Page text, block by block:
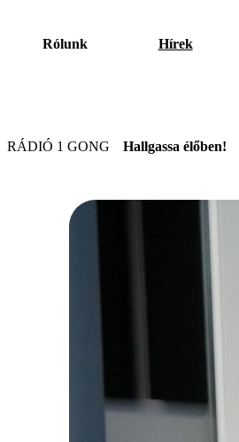
Rólunk Hírek
RÁDIÓ 1 GONG Hallgassa élőben!